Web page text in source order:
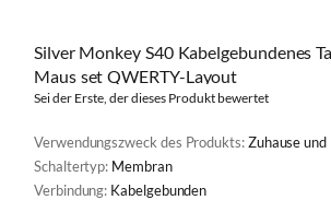
Silver Monkey S40 Kabelgebundenes
Maus set QWERTY-Layout
Sei der Erste, der dieses Produkt bewertet
Verwendungszweck des Produkts:Zuhause
Schaltertyp: Membran
Verbindung: Kabelgebunden